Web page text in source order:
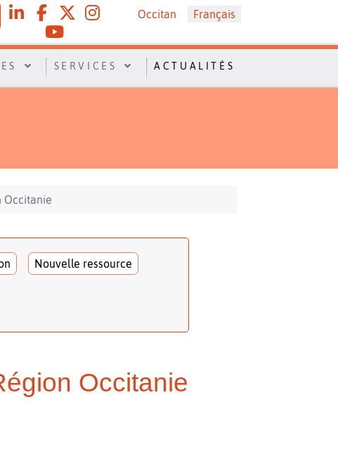
Sélectionnez votre langue
Occitan Français
SERVICES ACTUALITÉS
Occitanie
Nouvelle ressource
Occitanie